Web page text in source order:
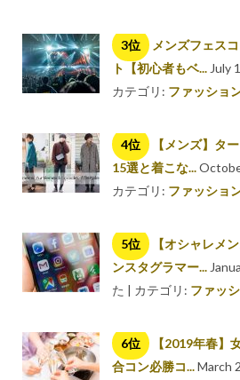
メンズフェス
ト【初心者もベ... July
カテゴリ: ファッショ
【メンズ】タ
15選と着こな...
カテゴリ: ファッショ
【オシャレメ
ンスタグラマー...
た | カテゴリ: ファッ
【2019年春】
合コン必勝コ...March